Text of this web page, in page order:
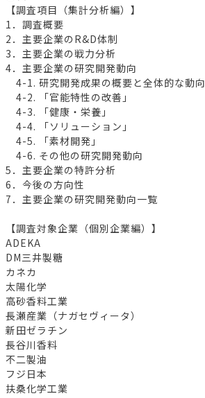
【調査項目（集計分析編）】
1．調査概要
2．主要企業のR&D体制
3．主要企業の戦力分析
4．主要企業の研究開発動向
4-1. 研究開発成果の概要と全体的な動向
4-2. 「官能特性の改善」
4-3. 「健康・栄養」
4-4. 「ソリューション」
4-5. 「素材開発」
4-6. その他の研究開発動向
5．主要企業の特許分析
6．今後の方向性
7．主要企業の研究開発動向一覧
【調査対象企業（個別企業編）】
ADEKA
DM三井製糖
カネカ
太陽化学
高砂香料工業
長瀬産業（ナガセヴィータ）
新田ゼラチン
長谷川香料
不二製油
フジ日本
扶桑化学工業